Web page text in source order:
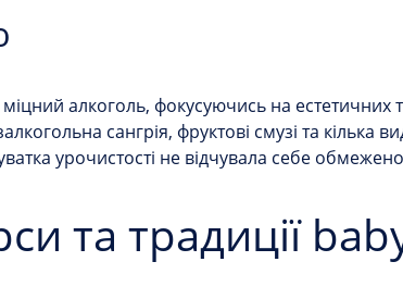
алкоголь, фокусуючись на
сангрія, фруктові смузі та
урочистості не відчувала себе
та традиції